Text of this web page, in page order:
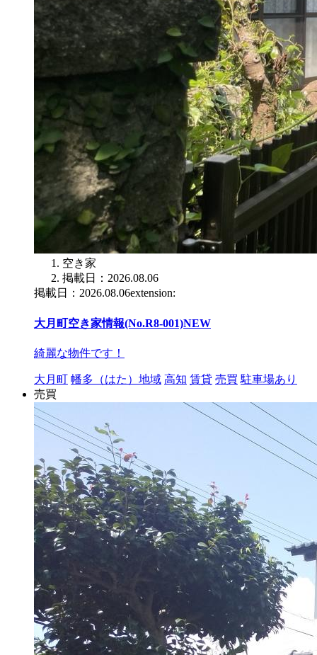
空き家
掲載日：2026.08.06
掲載日：2026.08.06extension:
大月町空き家情報(No.R8-001)NEW
綺麗な物件です！
大月町 幡多（はた）地域 高知 賃貸 売買 駐車場あり
売買